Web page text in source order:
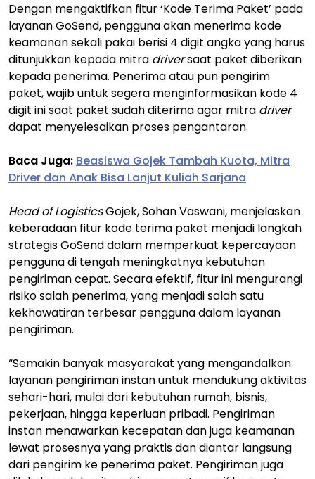
Dengan mengaktifkan fitur ‘Kode Terima Paket’ pada
layanan GoSend, pengguna akan menerima kode
keamanan sekali pakai berisi 4 digit angka yang harus
ditunjukkan kepada mitra driversaat paket diberikan
kepada penerima. Penerima atau pun pengirim
paket, wajib untuk segera menginformasikan kode 4
digit ini saat paket sudah diterima agar mitra driver
dapat menyelesaikan proses pengantaran.
Baca Juga: Beasiswa Gojek Tambah Kuota, Mitra
Driver dan Anak Bisa Lanjut Kuliah Sarjana
Head of LogisticsGojek, Sohan Vaswani, menjelaskan
keberadaan fitur kode terima paket menjadi langkah
strategis GoSend dalam memperkuat kepercayaan
pengguna di tengah meningkatnya kebutuhan
pengiriman cepat. Secara efektif, fitur ini mengurangi
risiko salah penerima, yang menjadi salah satu
kekhawatiran terbesar pengguna dalam layanan
pengiriman.
“Semakin banyak masyarakat yang mengandalkan
layanan pengiriman instan untuk mendukung aktivitas
sehari-hari, mulai dari kebutuhan rumah, bisnis,
pekerjaan, hingga keperluan pribadi. Pengiriman
instan menawarkan kecepatan dan juga keamanan
lewat prosesnya yang praktis dan diantar langsung
dari pengirim ke penerima paket. Pengiriman juga